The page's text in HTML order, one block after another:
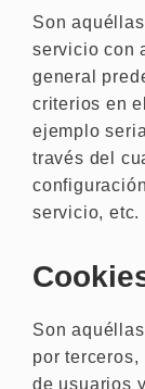
Son
servicio con
general
criterios en
ejemplo
través del
servicio, etc.
Son
por
de usuarios